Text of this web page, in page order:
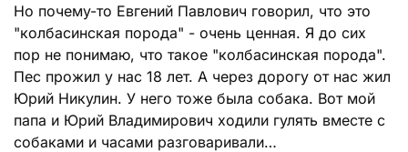
Но почему-то Евгений Павлович говорил, что это
"колбасинская порода" - очень ценная. Я до сих
пор не понимаю, что такое "колбасинская порода".
Пес прожил у нас 18 лет. А через дорогу от нас жил
Юрий Никулин. У него тоже была собака. Вот мой
папа и Юрий Владимирович ходили гулять вместе с
собаками и часами разговаривали…